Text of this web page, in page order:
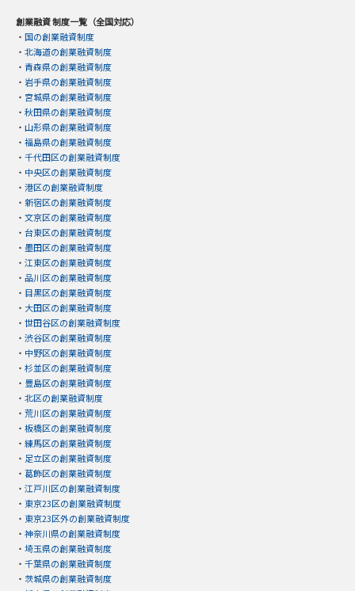
創業融資 制度一覧（全国対応）
・ 国の創業融資制度
・ 北海道の創業融資制度
・ 青森県の創業融資制度
・ 岩手県の創業融資制度
・ 宮城県の創業融資制度
・ 秋田県の創業融資制度
・ 山形県の創業融資制度
・ 福島県の創業融資制度
・ 千代田区の創業融資制度
・ 中央区の創業融資制度
・ 港区の創業融資制度
・ 新宿区の創業融資制度
・ 文京区の創業融資制度
・ 台東区の創業融資制度
・ 墨田区の創業融資制度
・ 江東区の創業融資制度
・ 品川区の創業融資制度
・ 目黒区の創業融資制度
・ 大田区の創業融資制度
・ 世田谷区の創業融資制度
・ 渋谷区の創業融資制度
・ 中野区の創業融資制度
・ 杉並区の創業融資制度
・ 豊島区の創業融資制度
・ 北区の創業融資制度
・ 荒川区の創業融資制度
・ 板橋区の創業融資制度
・ 練馬区の創業融資制度
・ 足立区の創業融資制度
・ 葛飾区の創業融資制度
・ 江戸川区の創業融資制度
・ 東京23区の創業融資制度
・ 東京23区外の創業融資制度
・ 神奈川県の創業融資制度
・ 埼玉県の創業融資制度
・ 千葉県の創業融資制度
・ 茨城県の創業融資制度